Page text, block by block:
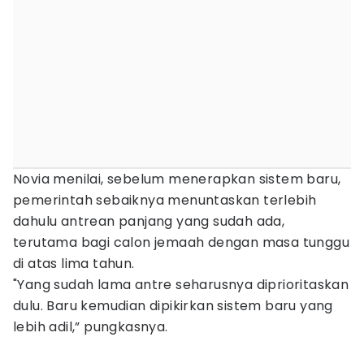
Novia menilai, sebelum menerapkan sistem baru,
pemerintah sebaiknya menuntaskan terlebih
dahulu antrean panjang yang sudah ada,
terutama bagi calon jemaah dengan masa tunggu
di atas lima tahun.
"Yang sudah lama antre seharusnya diprioritaskan
dulu. Baru kemudian dipikirkan sistem baru yang
lebih adil,” pungkasnya.